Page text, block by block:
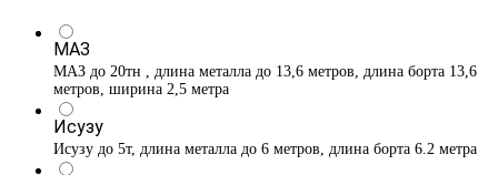
МАЗ
МАЗ до 20тн , длина металла до 13,6 метров, длина борта 13,6
метров, ширина 2,5 метра
Исузу
Исузу до 5т, длина металла до 6 метров, длина борта 6.2 метра